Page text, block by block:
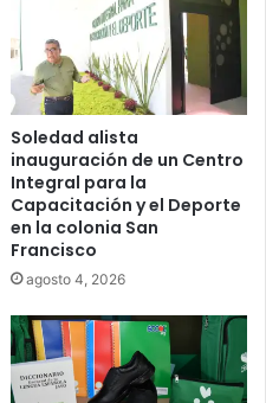
Soledad alista
inauguración de un Centro
Integral para la
Capacitación y el Deporte
en la colonia San
Francisco
agosto 4, 2026